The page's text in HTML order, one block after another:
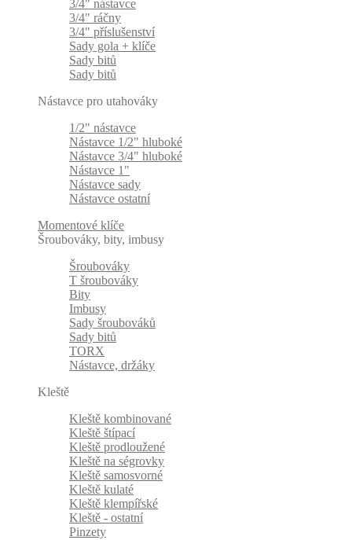
3/4" nástavce
3/4" ráčny
3/4" příslušenství
Sady gola + klíče
Sady bitů
Sady bitů
Nástavce pro utahováky
1/2" nástavce
Nástavce 1/2" hluboké
Nástavce 3/4" hluboké
Nástavce 1"
Nástavce sady
Nástavce ostatní
Momentové klíče
Šroubováky, bity, imbusy
Šroubováky
T šroubováky
Bity
Imbusy
Sady šroubováků
Sady bitů
TORX
Nástavce, držáky
Kleště
Kleště kombinované
Kleště štípací
Kleště prodloužené
Kleště na ségrovky
Kleště samosvorné
Kleště kulaté
Kleště klempířské
Kleště - ostatní
Pinzety